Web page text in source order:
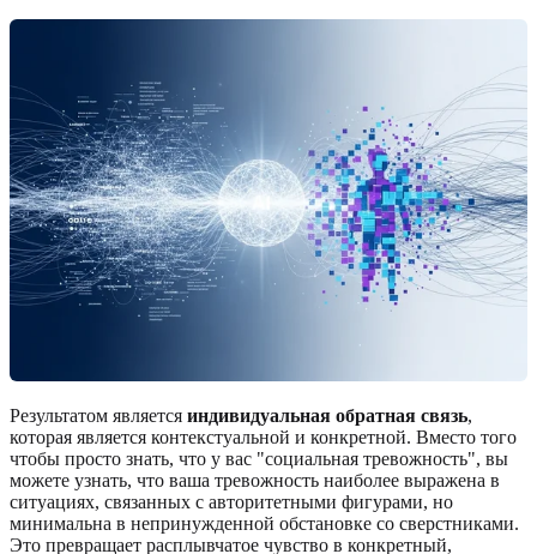
Результатом является индивидуальная обратная связь,
которая является контекстуальной и конкретной. Вместо того
чтобы просто знать, что у вас "социальная тревожность", вы
можете узнать, что ваша тревожность наиболее выражена в
ситуациях, связанных с авторитетными фигурами, но
минимальна в непринужденной обстановке со сверстниками.
Это превращает расплывчатое чувство в конкретный,